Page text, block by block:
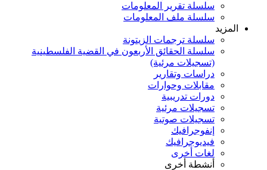
سلسلة تقرير المعلومات
سلسلة ملف المعلومات
المزيد
سلسلة ترجمات الزيتونة
سلسلة الحقائق الأربعون في القضية الفلسطينية
(تسجيلات مرئية)
دراسات وتقارير
مقابلات وحوارات
دورات تدريبية
تسجيلات مرئية
تسجيلات صوتية
إنفوجرافيك
فيديوجرافيك
لغات أخرى
أنشطة أخرى